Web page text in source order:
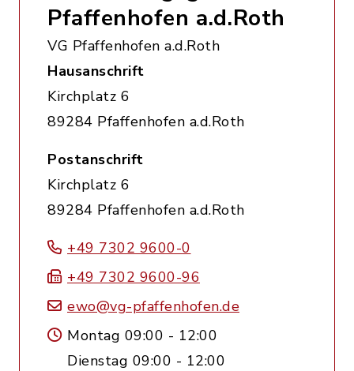
Pfaffenhofen a.d.Roth
VG Pfaffenhofen a.d.Roth
Hausanschrift
Kirchplatz 6
89284 Pfaffenhofen a.d.Roth
Postanschrift
Kirchplatz 6
89284 Pfaffenhofen a.d.Roth
+49 7302 9600-0
+49 7302 9600-96
ewo@vg-pfaffenhofen.de
Montag 09:00 - 12:00
Dienstag 09:00 - 12:00